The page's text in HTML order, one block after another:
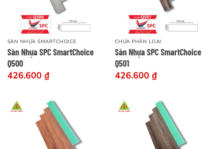
SÀN NHỰA SMARTCHOICE
Sàn Nhựa SPC SmartChoice
Q500
426.600 ₫
CHƯA PHÂN LOẠI
Sàn Nhựa SPC SmartChoice
Q501
426.600 ₫